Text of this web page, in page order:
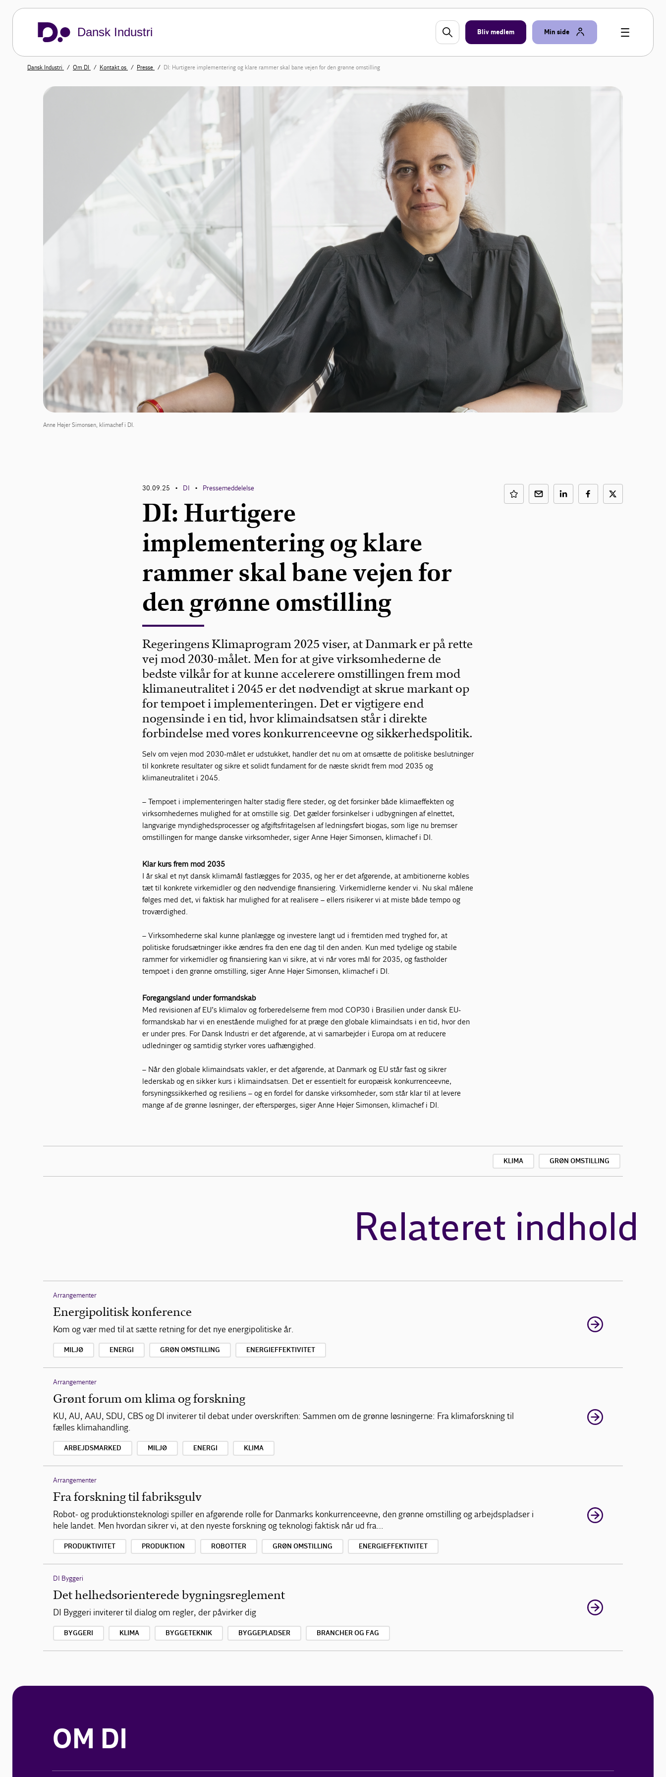
Dansk Industri Bliv medlem Min side
Dansk Industri Om DI Kontakt os Presse DI: Hurtigere implementering og klare rammer skal bane vejen for den grønne omstilling
Anne Højer Simonsen, klimachef i DI.
30.09.25 • DI • Pressemeddelelse
DI: Hurtigere
implementering og klare
rammer skal bane vejen for
den grønne omstilling
Regeringens Klimaprogram 2025 viser, at Danmark er på rette
vej mod 2030-målet. Men for at give virksomhederne de
bedste vilkår for at kunne accelerere omstillingen frem mod
klimaneutralitet i 2045 er det nødvendigt at skrue markant op
for tempoet i implementeringen. Det er vigtigere end
nogensinde i en tid, hvor klimaindsatsen står i direkte
forbindelse med vores konkurrenceevne og sikkerhedspolitik.
Selv om vejen mod 2030-målet er udstukket, handler det nu om at omsætte de politiske beslutninger
til konkrete resultater og sikre et solidt fundament for de næste skridt frem mod 2035 og
klimaneutralitet i 2045.
– Tempoet i implementeringen halter stadig flere steder, og det forsinker både klimaeffekten og
virksomhedernes mulighed for at omstille sig. Det gælder forsinkelser i udbygningen af elnettet,
langvarige myndighedsprocesser og afgiftsfritagelsen af ledningsført biogas, som lige nu bremser
omstillingen for mange danske virksomheder, siger Anne Højer Simonsen, klimachef i DI.
Klar kurs frem mod 2035
I år skal et nyt dansk klimamål fastlægges for 2035, og her er det afgørende, at ambitionerne kobles
tæt til konkrete virkemidler og den nødvendige finansiering. Virkemidlerne kender vi. Nu skal målene
følges med det, vi faktisk har mulighed for at realisere – ellers risikerer vi at miste både tempo og
troværdighed.
– Virksomhederne skal kunne planlægge og investere langt ud i fremtiden med tryghed for, at
politiske forudsætninger ikke ændres fra den ene dag til den anden. Kun med tydelige og stabile
rammer for virkemidler og finansiering kan vi sikre, at vi når vores mål for 2035, og fastholder
tempoet i den grønne omstilling, siger Anne Højer Simonsen, klimachef i DI.
Foregangsland under formandskab
Med revisionen af EU’s klimalov og forberedelserne frem mod COP30 i Brasilien under dansk EU-
formandskab har vi en enestående mulighed for at præge den globale klimaindsats i en tid, hvor den
er under pres. For Dansk Industri er det afgørende, at vi samarbejder i Europa om at reducere
udledninger og samtidig styrker vores uafhængighed.
– Når den globale klimaindsats vakler, er det afgørende, at Danmark og EU står fast og sikrer
lederskab og en sikker kurs i klimaindsatsen. Det er essentielt for europæisk konkurrenceevne,
forsyningssikkerhed og resiliens – og en fordel for danske virksomheder, som står klar til at levere
mange af de grønne løsninger, der efterspørges, siger Anne Højer Simonsen, klimachef i DI.
KLIMA GRØN OMSTILLING
Relateret indhold
Arrangementer
Energipolitisk konference
Kom og vær med til at sætte retning for det nye energipolitiske år.
MILJØ ENERGI GRØN OMSTILLING ENERGIEFFEKTIVITET
Arrangementer
Grønt forum om klima og forskning
KU, AU, AAU, SDU, CBS og DI inviterer til debat under overskriften: Sammen om de grønne løsningerne: Fra klimaforskning til
fælles klimahandling.
ARBEJDSMARKED MILJØ ENERGI KLIMA
Arrangementer
Fra forskning til fabriksgulv
Robot- og produktionsteknologi spiller en afgørende rolle for Danmarks konkurrenceevne, den grønne omstilling og arbejdspladser i
hele landet. Men hvordan sikrer vi, at den nyeste forskning og teknologi faktisk når ud fra…
PRODUKTIVITET PRODUKTION ROBOTTER GRØN OMSTILLING ENERGIEFFEKTIVITET
DI Byggeri
Det helhedsorienterede bygningsreglement
DI Byggeri inviterer til dialog om regler, der påvirker dig
BYGGERI KLIMA BYGGETEKNIK BYGGEPLADSER BRANCHER OG FAG
OM DI